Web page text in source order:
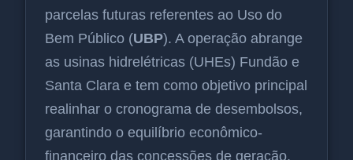
parcelas futuras referentes ao Uso do
Bem Público (UBP). A operação abrange
as usinas hidrelétricas (UHEs) Fundão e
Santa Clara e tem como objetivo principal
realinhar o cronograma de desembolsos,
garantindo o equilíbrio econômico-
financeiro das concessões de geração.